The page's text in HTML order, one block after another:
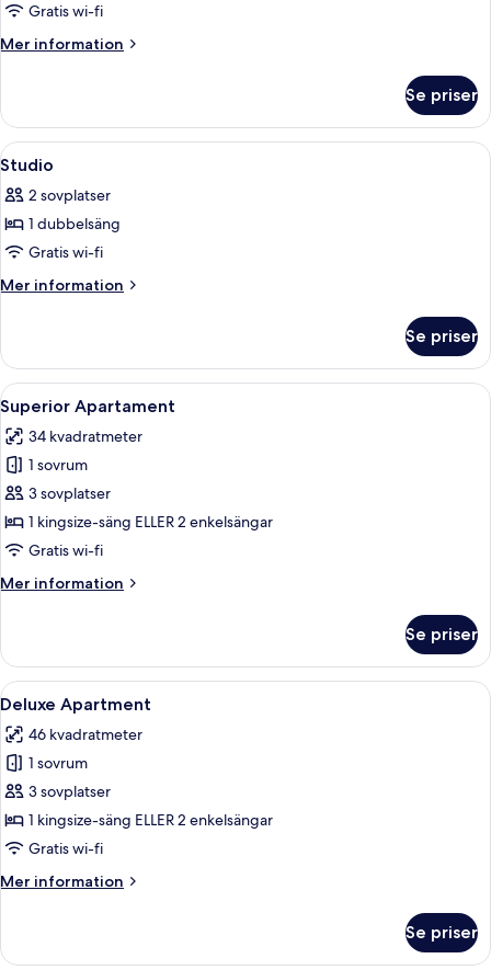
Superior
Suite
Gratis wi-fi
Mer information
Mer
Suite
Se priser
Öppna
alla
foton
för
Studio
Ett hotellrum med en säng, ett
10
Studio
2 sovplatser
1 dubbelsäng
Gratis wi-fi
Mer information
Mer
Se priser
Öppna
alla
foton
för
Superior
Apartament
En byggnad med flera våningar, en
7
Superior Apartament
34 kvadratmeter
1 sovrum
3 sovplatser
1 kingsize-säng ELLER 2 enkelsängar
Gratis wi-fi
Mer information
Mer
Apartament
Se priser
Öppna
alla
foton
för
Deluxe
Apartment
Ett hotellrum med en stor säng, två
7
Deluxe Apartment
46 kvadratmeter
1 sovrum
3 sovplatser
1 kingsize-säng ELLER 2 enkelsängar
Gratis wi-fi
Mer information
Mer
Apartment
Se priser